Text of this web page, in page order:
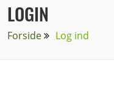
LOGIN
Forside Log ind